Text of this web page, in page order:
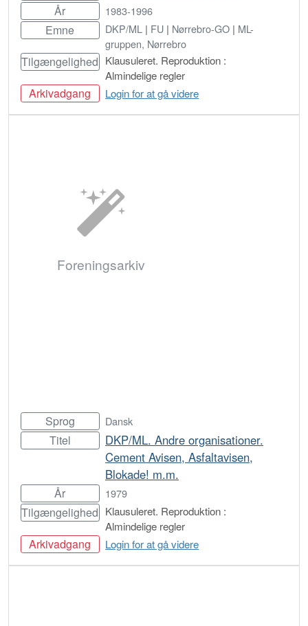
År 1983-1996
Emne DKP/ML | FU | Nørrebro-GO | ML-
gruppen, Nørrebro
Tilgængelighed Klausuleret. Reproduktion :
Almindelige regler
Arkivadgang Login for at gå videre
Bestil
Foreningsarkiv
Sprog Dansk
Titel
DKP/ML. Andre organisationer.
Cement Avisen, Asfaltavisen,
Blokade! m.m.
År 1979
Tilgængelighed Klausuleret. Reproduktion :
Almindelige regler
Arkivadgang Login for at gå videre
Bestil